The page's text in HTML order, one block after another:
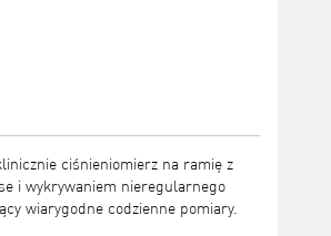
ciśnieniomierz na ramię z
i wykrywaniem nieregularnego
wiarygodne codzienne pomiary.